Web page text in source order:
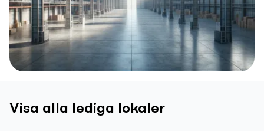
Visa alla lediga lokaler